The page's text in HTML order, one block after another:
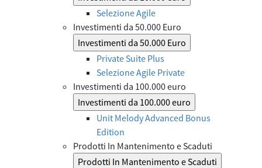
Selezione Agile
Investimenti da 50.000 Euro
Investimenti da 50.000 Euro
Private Suite Plus
Selezione Agile Private
Investimenti da 100.000 euro
Investimenti da 100.000 euro
Unit Melody Advanced Bonus
Edition
Prodotti In Mantenimento e Scaduti
Prodotti In Mantenimento e Scaduti